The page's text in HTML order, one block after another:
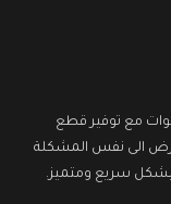
مع توفير قطع
الى نفس المشكلة
بشكل سريع ومتميز.